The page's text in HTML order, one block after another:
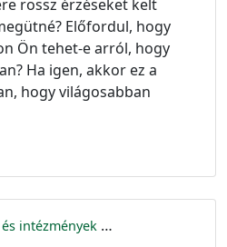
rossz érzéseket kelt
Előfordul, hogy
Ön tehet-e arról, hogy
Ha igen, akkor ez a
hogy világosabban
intézmények